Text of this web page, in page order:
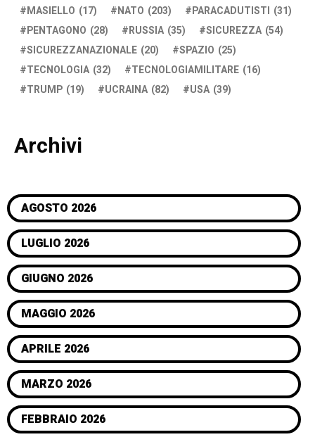
MASIELLO (17) NATO (203) PARACADUTISTI (31)
PENTAGONO (28) RUSSIA (35) SICUREZZA (54)
SICUREZZANAZIONALE (20) SPAZIO (25)
TECNOLOGIA (32) TECNOLOGIAMILITARE (16)
TRUMP (19) UCRAINA (82) USA (39)
Archivi
AGOSTO 2026
LUGLIO 2026
GIUGNO 2026
MAGGIO 2026
APRILE 2026
MARZO 2026
FEBBRAIO 2026